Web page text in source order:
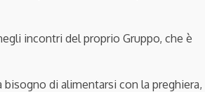
incontri del proprio Gruppo, che è
di alimentarsi con la preghiera,